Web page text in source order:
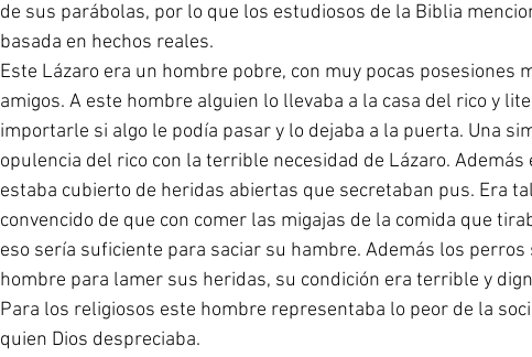
de sus parábolas, por lo que los estudiosos de la Biblia
basada en hechos reales.
Este Lázaro era un hombre pobre, con muy pocas posesiones
amigos. A este hombre alguien lo llevaba a la casa del rico y
importarle si algo le podía pasar y lo dejaba a la puerta. Una
opulencia del rico con la terrible necesidad de Lázaro.
estaba cubierto de heridas abiertas que secretaban pus. Era
convencido de que con comer las migajas de la comida que
eso sería suficiente para saciar su hambre. Además los perros
hombre para lamer sus heridas, su condición era terrible y
Para los religiosos este hombre representaba lo peor de la
quien Dios despreciaba.